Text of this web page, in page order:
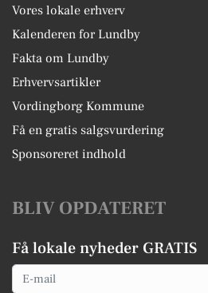
Vores lokale erhverv
Kalenderen for Lundby
Fakta om Lundby
Erhvervsartikler
Vordingborg Kommune
Få en gratis salgsvurdering
Sponsoreret indhold
BLIV OPDATERET
Få lokale nyheder GRATIS
Email